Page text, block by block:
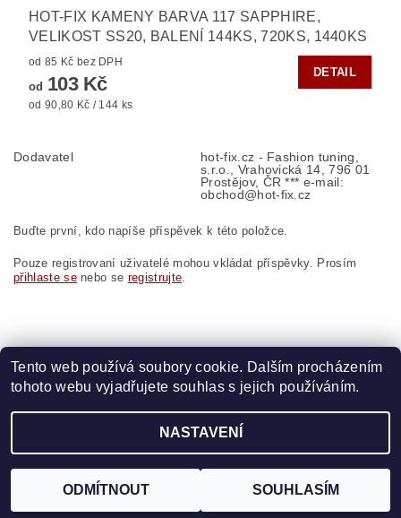
HOT-FIX KAMENY BARVA 117 SAPPHIRE,
VELIKOST SS20, BALENÍ 144KS, 720KS, 1440KS
od 85 Kč bez DPH
od 103 Kč
od 90,80 Kč / 144 ks
DETAIL
Dodavatel
hot-fix.cz - Fashion tuning,
s.r.o., Vrahovická 14, 796 01
Prostějov, ČR *** e-mail:
obchod@hot-fix.cz
Buďte první, kdo napíše příspěvek k této položce.
Pouze registrovaní uživatelé mohou vkládat příspěvky. Prosím
přihlaste senebo se registrujte
Zboží.cz | Heureka.cz | Vyšívací.cz | Crystalstyle.cz
2026 ©HOT-FIX, všechna práva vyhrazena
Tento web používá soubory cookie. Dalším procházením
tohoto webu vyjadřujete souhlas s jejich používáním.
NASTAVENÍ
ODMÍTNOUT SOUHLASÍM